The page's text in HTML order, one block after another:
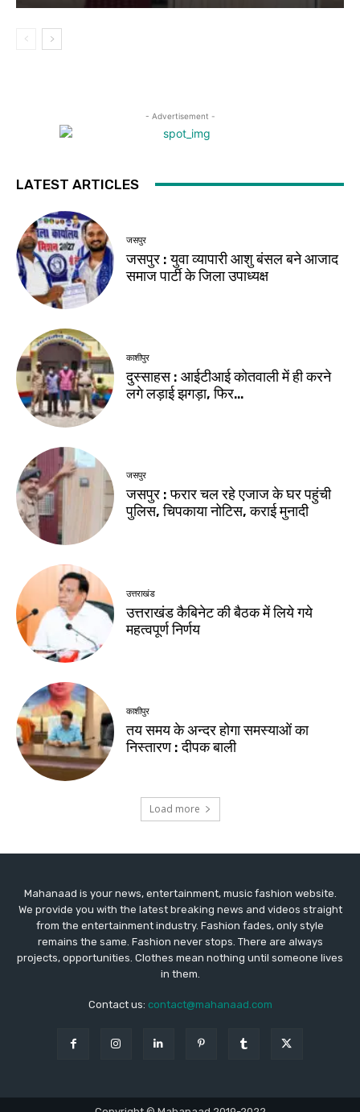
Mahanaad is your news, entertainment, music fashion website.
We provide you with the latest breaking news and videos straight
from the entertainment industry. Fashion fades, only style
remains the same. Fashion never stops. There are always
projects, opportunities. Clothes mean nothing until someone lives
in them.
Contact us: contact@mahanaad.com